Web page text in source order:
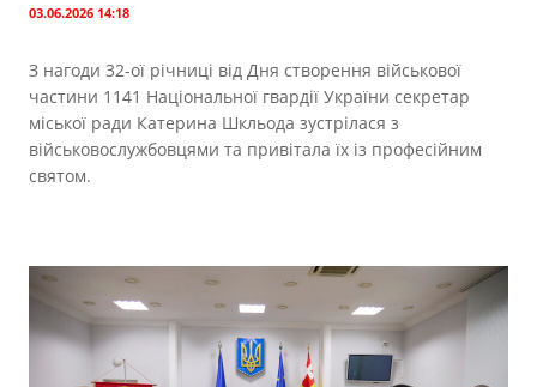
Публічна інформація
Прозорість влади
03.06.2026 14:18
З нагоди 32-ої річниці від Дня створення військової
частини 1141 Національної гвардії України секретар
міської ради Катерина Шкльода зустрілася з
військовослужбовцями та привітала їх із професійним
святом.